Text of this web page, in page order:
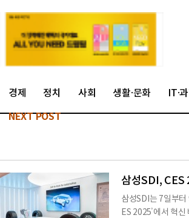
경제 정치 사회 생활·문화 IT·
NEXT POST
삼성SDI, CES
삼성SDI는 7일부터
ES 2025’에서 혁